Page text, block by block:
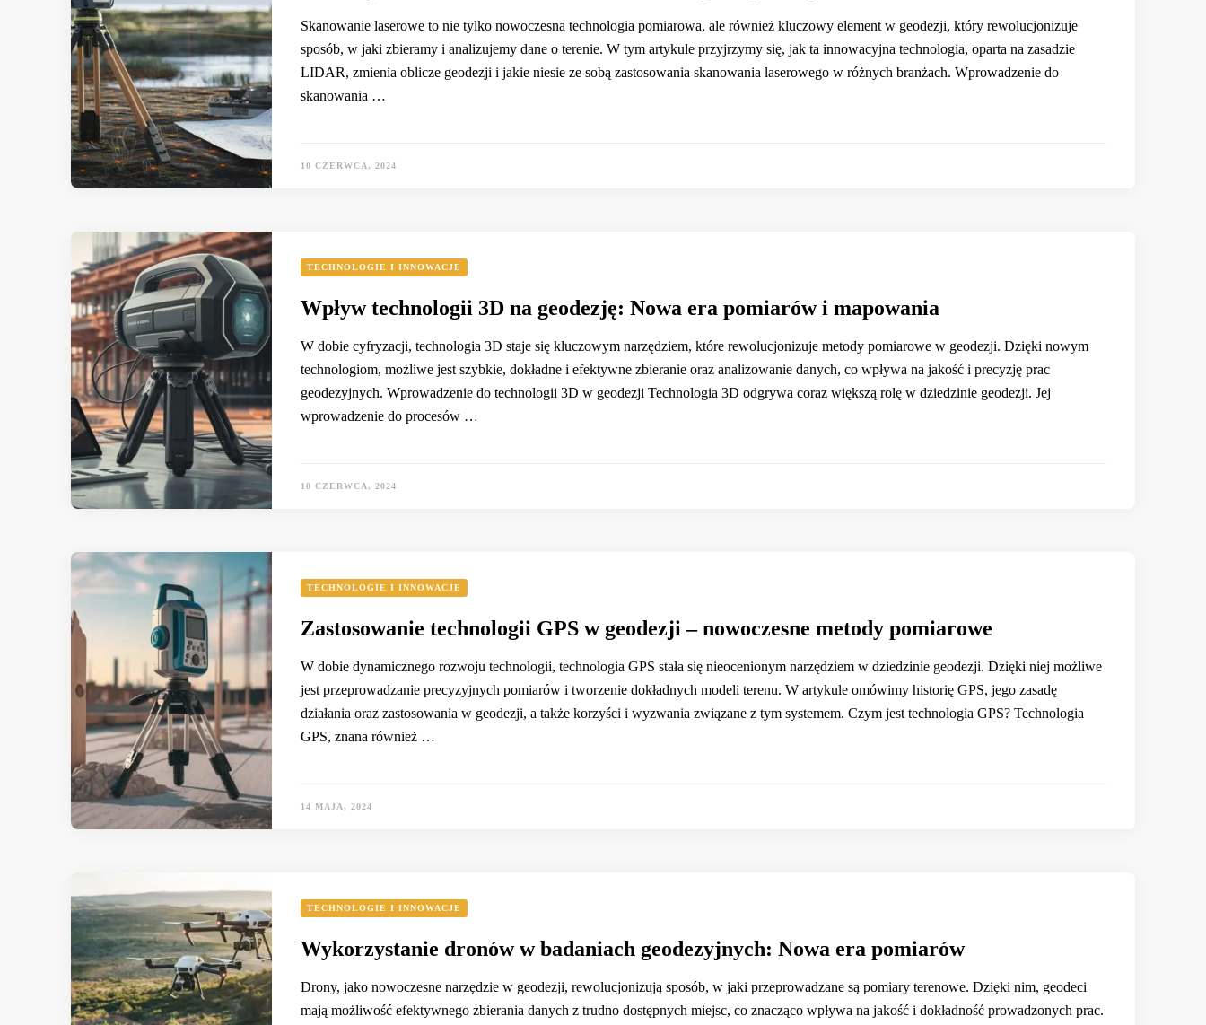
Skanowanie laserowe to nie tylko nowoczesna technologia pomiarowa, ale również kluczowy element w geodezji, który rewolucjonizuje
sposób, w jaki zbieramy i analizujemy dane o terenie. W tym artykule przyjrzymy się, jak ta innowacyjna technologia, oparta na zasadzie
LIDAR, zmienia oblicze geodezji i jakie niesie ze sobą zastosowania skanowania laserowego w różnych branżach. Wprowadzenie do
skanowania …
10 CZERWCA, 2024
TECHNOLOGIE I INNOWACJE
Wpływ technologii 3D na geodezję: Nowa era pomiarów i mapowania
W dobie cyfryzacji, technologia 3D staje się kluczowym narzędziem, które rewolucjonizuje metody pomiarowe w geodezji. Dzięki nowym
technologiom, możliwe jest szybkie, dokładne i efektywne zbieranie oraz analizowanie danych, co wpływa na jakość i precyzję prac
geodezyjnych. Wprowadzenie do technologii 3D w geodezji Technologia 3D odgrywa coraz większą rolę w dziedzinie geodezji. Jej
wprowadzenie do procesów …
10 CZERWCA, 2024
TECHNOLOGIE I INNOWACJE
Zastosowanie technologii GPS w geodezji – nowoczesne metody pomiarowe
W dobie dynamicznego rozwoju technologii, technologia GPS stała się nieocenionym narzędziem w dziedzinie geodezji. Dzięki niej możliwe
jest przeprowadzanie precyzyjnych pomiarów i tworzenie dokładnych modeli terenu. W artykule omówimy historię GPS, jego zasadę
działania oraz zastosowania w geodezji, a także korzyści i wyzwania związane z tym systemem. Czym jest technologia GPS? Technologia
GPS, znana również …
14 MAJA, 2024
TECHNOLOGIE I INNOWACJE
Wykorzystanie dronów w badaniach geodezyjnych: Nowa era pomiarów
Drony, jako nowoczesne narzędzie w geodezji, rewolucjonizują sposób, w jaki przeprowadzane są pomiary terenowe. Dzięki nim, geodeci
mają możliwość efektywnego zbierania danych z trudno dostępnych miejsc, co znacząco wpływa na jakość i dokładność prowadzonych prac.